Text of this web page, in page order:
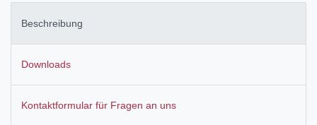
Beschreibung
Downloads
Kontaktformular für Fragen an uns